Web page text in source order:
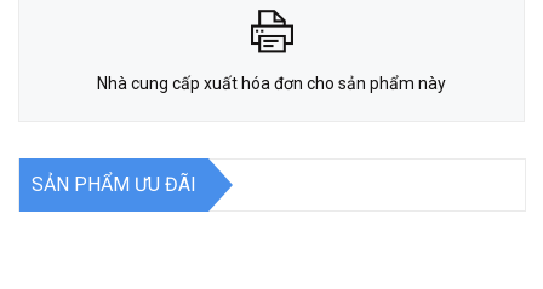
Nhà cung cấp xuất hóa đơn cho sản phẩm này
SẢN PHẨM ƯU ĐÃI